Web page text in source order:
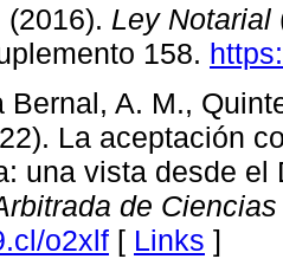
(2016). Ley Notarial
158.
Bernal, A. M.,
La aceptación
una vista desde
de
o2xlf [ Links ]